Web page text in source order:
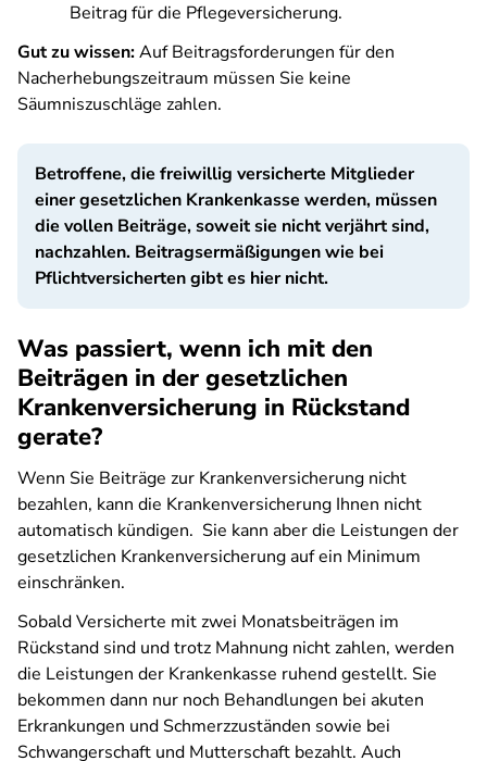
Beitrag für die Pflegeversicherung.
Gut zu wissen:Auf Beitragsforderungen für den
Nacherhebungszeitraum müssen Sie keine
Säumniszuschläge zahlen.
Betroffene, die freiwillig versicherte Mitglieder
einer gesetzlichen Krankenkasse werden, müssen
die vollen Beiträge, soweit sie nicht verjährt sind,
nachzahlen. Beitragsermäßigungen wie bei
Pflichtversicherten gibt es hier nicht.
Was passiert, wenn ich mit den
Beiträgen in der gesetzlichen
Krankenversicherung in Rückstand
gerate?
Wenn Sie Beiträge zur Krankenversicherung nicht
bezahlen, kann die Krankenversicherung Ihnen nicht
automatisch kündigen. Sie kann aber die Leistungen der
gesetzlichen Krankenversicherung auf ein Minimum
einschränken.
Sobald Versicherte mit zwei Monatsbeiträgen im
Rückstand sind und trotz Mahnung nicht zahlen, werden
die Leistungen der Krankenkasse ruhend gestellt. Sie
bekommen dann nur noch Behandlungen bei akuten
Erkrankungen und Schmerzzuständen sowie bei
Schwangerschaft und Mutterschaft bezahlt. Auch